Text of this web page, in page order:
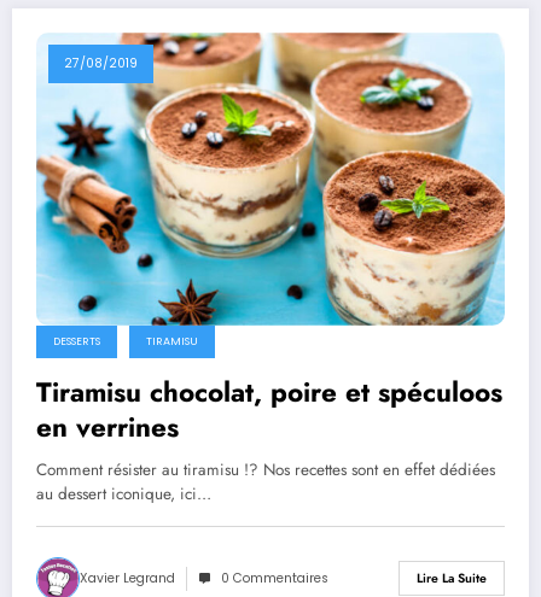
27/08/2019
DESSERTS TIRAMISU
Tiramisu chocolat, poire et spéculoos
en verrines
Comment résister au tiramisu !? Nos recettes sont en effet dédiées
au dessert iconique, ici…
Xavier Legrand 0 Commentaires Lire La Suite